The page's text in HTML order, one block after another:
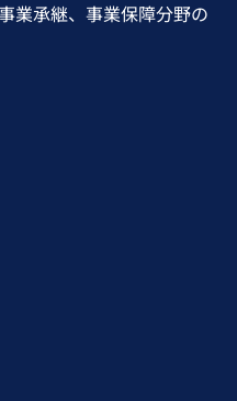
業承継、事業保障分野の